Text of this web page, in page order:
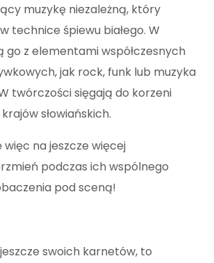
muzykę niezależną, który
technice śpiewu białego. W
go z elementami współczesnych
jak rock, funk lub muzyka
twórczości sięgają do korzeni
słowiańskich.
więc na jeszcze więcej
podczas ich wspólnego
pod sceną!
swoich karnetów, to